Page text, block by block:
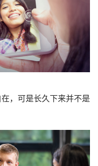
，可是长久下来并不是